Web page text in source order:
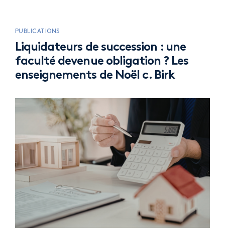
PUBLICATIONS
Liquidateurs de succession : une
faculté devenue obligation ? Les
enseignements de Noël c. Birk